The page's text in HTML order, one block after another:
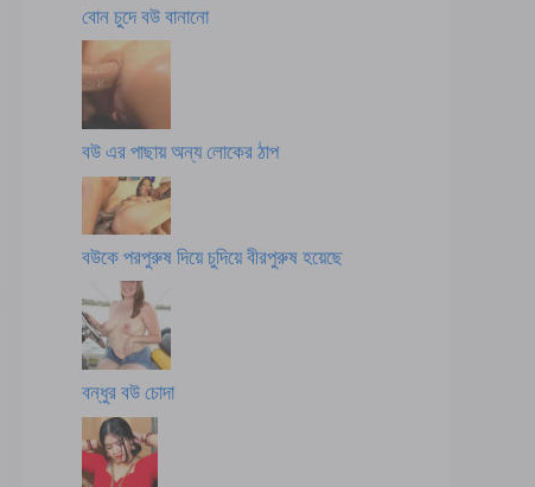
বোন চুদে বউ বানানো
বউ এর পাছায় অন্য লোকের ঠাপ
বউকে পরপুরুষ দিয়ে চুদিয়ে বীরপুরুষ হয়েছে
বন্ধুর বউ চোদা